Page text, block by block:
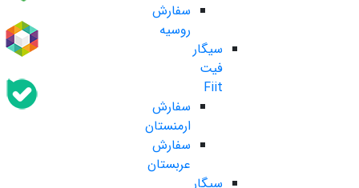
سفارش
روسیه
سیگار
فیت
Fiit
سفارش
ارمنستان
سفارش
عربستان
سیگار